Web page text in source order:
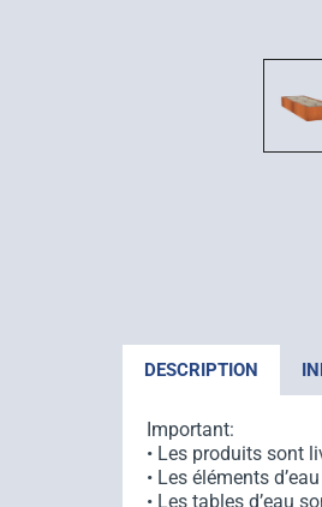
DESCRIPTION
Important:
• Les produits sont
• Les éléments
• Les tables d’eau